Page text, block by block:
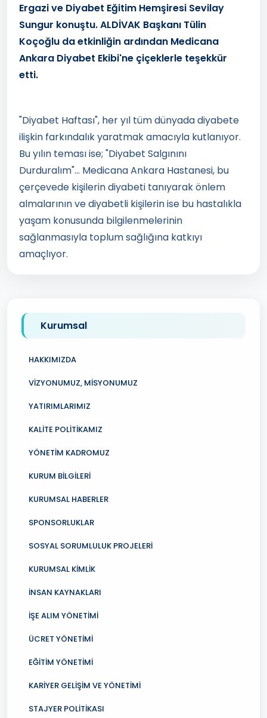
Ergazi ve Diyabet Eğitim Hemşiresi Sevilay
Sungur konuştu. ALDİVAK Başkanı Tülin
Koçoğlu da etkinliğin ardından Medicana
Ankara Diyabet Ekibi'ne çiçeklerle teşekkür
etti.
"Diyabet Haftası", her yıl tüm dünyada diyabete
ilişkin farkındalık yaratmak amacıyla kutlanıyor.
Bu yılın teması ise; "Diyabet Salgınını
Durduralım"... Medicana Ankara Hastanesi, bu
çerçevede kişilerin diyabeti tanıyarak önlem
almalarının ve diyabetli kişilerin ise bu hastalıkla
yaşam konusunda bilgilenmelerinin
sağlanmasıyla toplum sağlığına katkıyı
amaçlıyor.
Kurumsal
HAKKIMIZDA
VİZYONUMUZ, MİSYONUMUZ
YATIRIMLARIMIZ
KALİTE POLİTİKAMIZ
YÖNETİM KADROMUZ
KURUM BİLGİLERİ
KURUMSAL HABERLER
SPONSORLUKLAR
SOSYAL SORUMLULUK PROJELERİ
KURUMSAL KİMLİK
İNSAN KAYNAKLARI
İŞE ALIM YÖNETİMİ
ÜCRET YÖNETİMİ
EĞİTİM YÖNETİMİ
KARİYER GELİŞİM VE YÖNETİMİ
STAJYER POLİTİKASI